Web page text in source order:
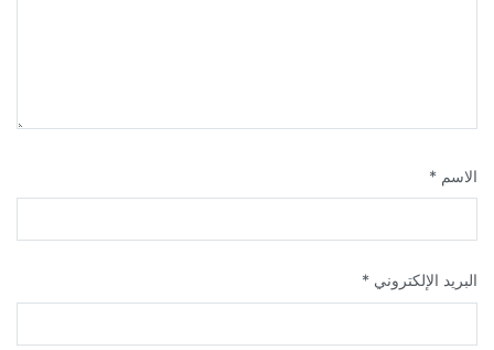
الاسم *
البريد الإلكتروني *